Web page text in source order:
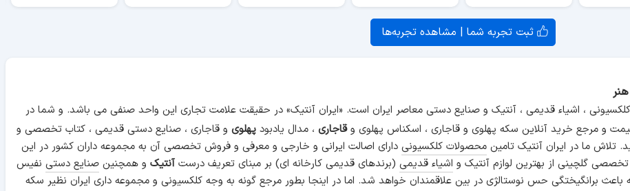
ثبت تجربه شما | مشاهده تجربه‌ها
کلکسیونی ، اشیاء قدیمی ، آنتیک و صنایع دستی معاصر ایران است. «ایران آنتیک» در حقیقت علامت تجاری این واحد صنفی می باشد. و شما در
و مرجع خرید آنلاین سکه پهلوی و قاجاری ، اسکناس پهلوی وقاجاری ، مدال یادبود پهلوی و قاجاری ، صنایع دستی قدیمی ، کتاب تخصصی و
تلاش ما در ایران آنتیک تامین محصولات کلکسیونی دارای اصالت ایرانی و خارجی و معرفی و فروش تخصصی آن به مجموعه داران کشور در این
گلچینی از بهترین لوازم آنتیک و اشیاء قدیمی (برندهای قدیمی کارخانه ای) بر مبنای تعریف درست آنتیک و همچنین صنایع دستی نفیس
باعث برانگیختگی حس نوستالژی در بین علاقمندان خواهد شد. اما در اینجا بطور مرجع گونه به وجه کلکسیونی و مجموعه داری ایران نظیر سکه